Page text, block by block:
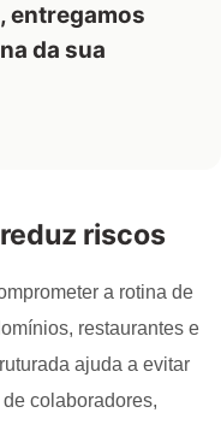
entregamos
da sua
riscos
a rotina de
restaurantes e
ajuda a evitar
colaboradores,